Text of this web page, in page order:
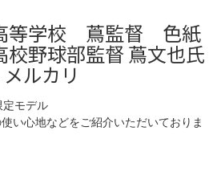
等学校 蔦監督 色紙
野球部監督 蔦文也氏
ルカリ
モデル
い心地などをご紹介いただいておりま